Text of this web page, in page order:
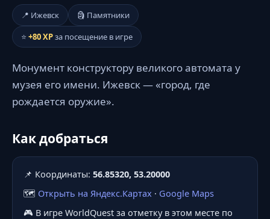
📍 Ижевск
🗿 Памятники
⭐ +80 XPза посещение в игре
Монумент конструктору великого автомата у
музея его имени. Ижевск — «город, где
рождается оружие».
Как добраться
📌 Координаты: 56.85320, 53.20000
🗺️ Открыть на Яндекс.Картах · Google Maps
🎮 В игре WorldQuest за отметку в этом месте по